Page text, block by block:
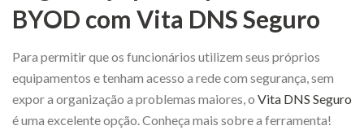
BYOD com Vita DNS Seguro
Para permitir que os funcionários utilizem seus próprios
equipamentos e tenham acesso a rede com segurança, sem
expor a organização a problemas maiores, o Vita DNS Seguro
é uma excelente opção. Conheça mais sobre a ferramenta!